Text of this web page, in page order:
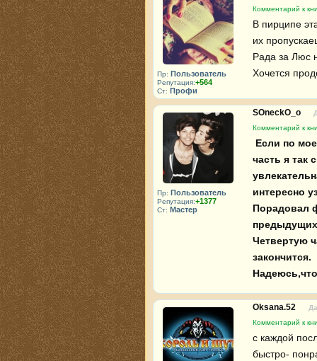
Пр: Пользователь
Репутация:+564
Ст: Профи
Комментарий к
В пирципе
их
Рада за Люс
Хочется
Пр: Пользователь
Репутация:+1377
Ст: Мастер
SOneckO_o
Комментарий к
часть я так
интересно
Порадовал
Четвертую
закончится.
Oksana.52
Комментарий к
с каждой
быстро-